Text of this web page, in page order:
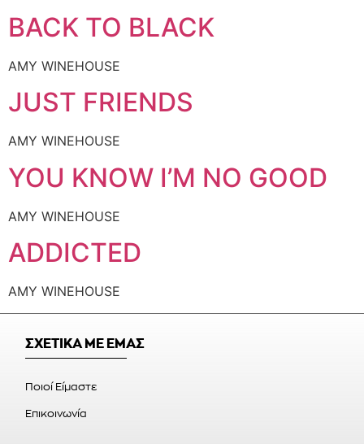
BACK TO BLACK
AMY WINEHOUSE
JUST FRIENDS
AMY WINEHOUSE
YOU KNOW I’M NO GOOD
AMY WINEHOUSE
ADDICTED
AMY WINEHOUSE
ΣΧΕΤΙΚΑ ΜΕ ΕΜΑΣ
Ποιοί Είμαστε
Επικοινωνία